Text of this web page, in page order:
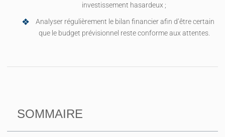
investissement hasardeux ;
Analyser régulièrement le bilan financier afin d’être certain
que le budget prévisionnel reste conforme aux attentes.
SOMMAIRE